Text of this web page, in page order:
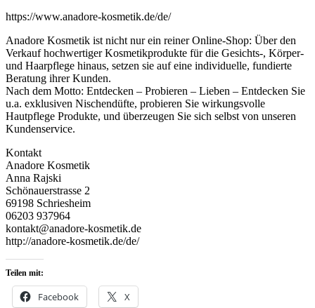
https://www.anadore-kosmetik.de/de/
Anadore Kosmetik ist nicht nur ein reiner Online-Shop: Über den
Verkauf hochwertiger Kosmetikprodukte für die Gesichts-, Körper-
und Haarpflege hinaus, setzen sie auf eine individuelle, fundierte
Beratung ihrer Kunden.
Nach dem Motto: Entdecken – Probieren – Lieben – Entdecken Sie
u.a. exklusiven Nischendüfte, probieren Sie wirkungsvolle
Hautpflege Produkte, und überzeugen Sie sich selbst von unseren
Kundenservice.
Kontakt
Anadore Kosmetik
Anna Rajski
Schönauerstrasse 2
69198 Schriesheim
06203 937964
kontakt@anadore-kosmetik.de
http://anadore-kosmetik.de/de/
Teilen mit:
Facebook X